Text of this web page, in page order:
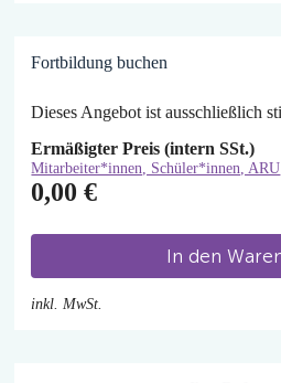
Fortbildung buchen
Dieses Angebot ist ausschließlich
Ermäßigter Preis (intern SSt.)
Mitarbeiter*innen, Schüler*innen, ARU
0,00€
In den
inkl. MwSt.